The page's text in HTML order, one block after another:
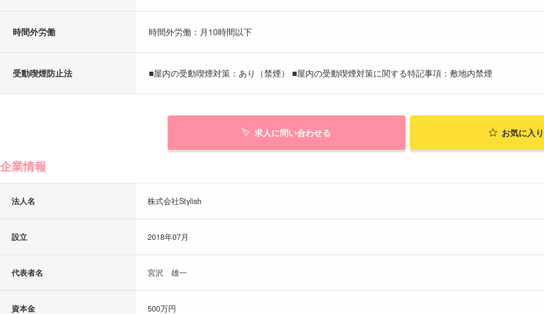
時間外労働 時間外労働：月10時間以下
受動喫煙防止法 ■屋内の受動喫煙対策：あり（禁煙） ■屋内の受動喫煙対策に関する特記事項：敷地内禁煙
求人に問い合わせる お気に入
企業情報
法人名 株式会社Stylish
設立 2018年07月
代表者名 宮沢 雄一
資本金 500万円